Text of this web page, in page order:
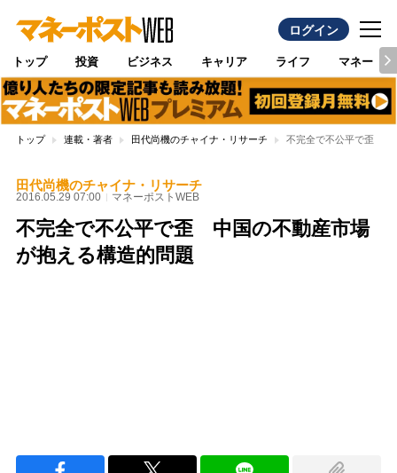
ログイン
トップ 投資 ビジネス キャリア ライフ マネー
トップ 連載・著者 田代尚機のチャイナ・リサーチ 不完全で不公平で歪 中
田代尚機のチャイナ・リサーチ
2016.05.29 07:00 マネーポストWEB
不完全で不公平で歪 中国の不動産市場
が抱える構造的問題